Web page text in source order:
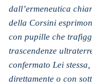
dall’ermeneutica
della Corsini
con pupille che
trascendenze
confermato Lei
direttamente o con